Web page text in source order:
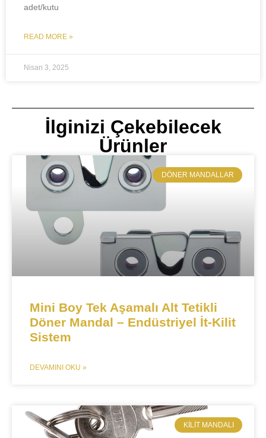
adet/kutu​
READ MORE »
Nisan 3, 2025
İlginizi Çekebilecek
Ürünler
​DÖNER MANDALLAR
Mini Boy Tek Aşamalı Alt Tetikli
Döner Mandal – Endüstriyel İt-Kilit
Sistem​​
DEVAMINI OKU »
KILIT MANDALI​